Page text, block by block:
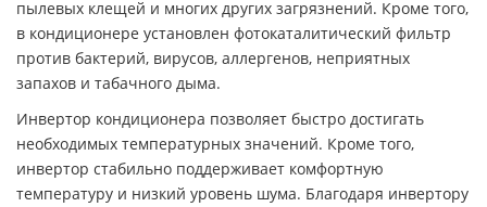
пылевых клещей и многих других загрязнений. Кроме того,
в кондиционере установлен фотокаталитический фильтр
против бактерий, вирусов, аллергенов, неприятных
запахов и табачного дыма.
Инвертор кондиционера позволяет быстро достигать
необходимых температурных значений. Кроме того,
инвертор стабильно поддерживает комфортную
температуру и низкий уровень шума. Благодаря инвертору